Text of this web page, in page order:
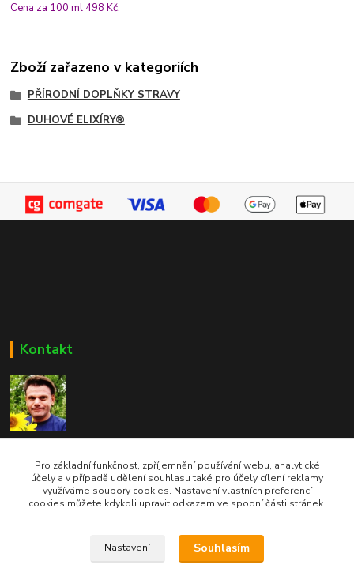
Cena za 100 ml 498 Kč.
Zboží zařazeno v kategoriích
PŘÍRODNÍ DOPLŇKY STRAVY
DUHOVÉ ELIXÍRY®
Kontakt
604 729 587
dumzdravi@email.cz
Pro základní funkčnost, zpříjemnění používání webu, analytické
účely a v případě udělení souhlasu také pro účely cílení reklamy
využíváme soubory cookies. Nastavení vlastních preferencí
cookies můžete kdykoli upravit odkazem ve spodní části stránek.
Nastavení Souhlasím